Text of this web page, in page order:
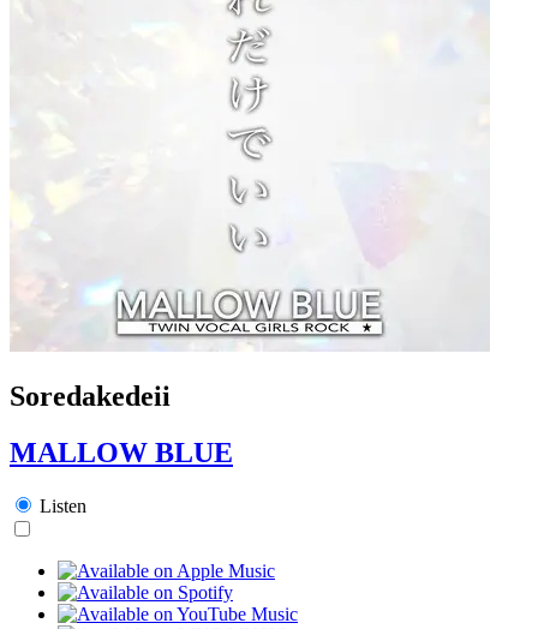
Soredakedeii
MALLOW BLUE
Listen